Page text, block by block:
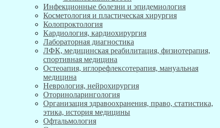
Инфекционные болезни и эпидемиология
Косметология и пластическая хирургия
Колопроктология
Кардиология, кардиохирургия
Лабораторная диагностика
ЛФК, медицинская реабилитация, физиотерапия,
спортивная медицина
Остеоапия, иглорефлексотерапия, мануальная
медицина
Неврология, нейрохирургия
Оториноларингология
Организация здравоохранения, право, статистика,
этика, история медицины
Офтальмология